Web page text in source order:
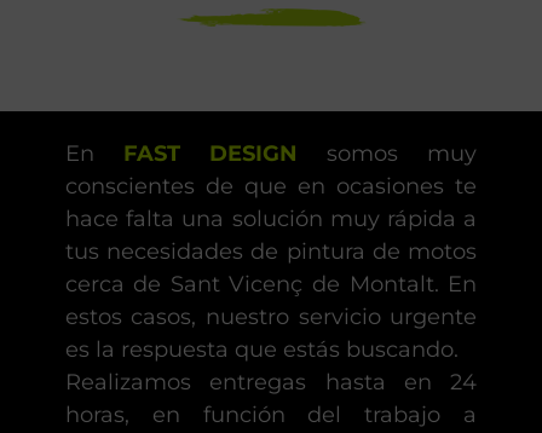
En FAST DESIGN somos muy
conscientes de que en ocasiones te
hace falta una solución muy rápida a
tus necesidades de pintura de motos
cerca de Sant Vicenç de Montalt. En
estos casos, nuestro servicio urgente
es la respuesta que estás buscando.
Realizamos entregas hasta en 24
horas, en función del trabajo a